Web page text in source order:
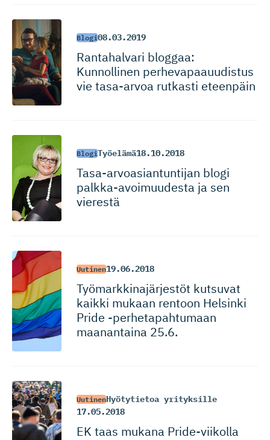
Blogi08.03.2019
Rantahalvari bloggaa:
Kunnollinen perhevapaauu­distus
vie tasa-arvoa rutkasti eteenpäin
BlogiTyöelämä18.10.2018
Tasa-arvoa­sian­tuntijan blogi
palkka-avoi­muudesta ja sen
vierestä
Uutinen19.06.2018
Työmarkki­na­jär­jestöt kutsuvat
kaikki mukaan rentoon Helsinki
Pride -perhetapah­tumaan
maanantaina 25.6.
UutinenHyötytietoa yrityksille
17.05.2018
EK taas mukana Pride-viikolla